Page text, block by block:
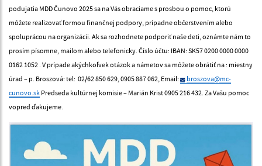
podujatia MDD Čunovo 2025 sa na Vás obraciame s prosbou o pomoc, ktorú
môžete realizovať formou finančnej podpory, prípadne občerstvením alebo
spoluprácou na organizácii. Ak sa rozhodnete podporiť naše deti, oznámte nám to
prosím písomne, mailom alebo telefonicky. Číslo účtu: IBAN: SK57 0200 0000 0000
0162 1052 . V prípade akýchkoľvek otázok a námetovsa môžete obrátiť na : miestny
úrad – p. Broszová: tel: 02/62 850 629, 0905 887 062, Email:
broszova@mc-
cunovo.sk Predseda kultúrnej komisie – Marián Krist 0905 216 432. Za Vašu pomoc
vopred ďakujeme.